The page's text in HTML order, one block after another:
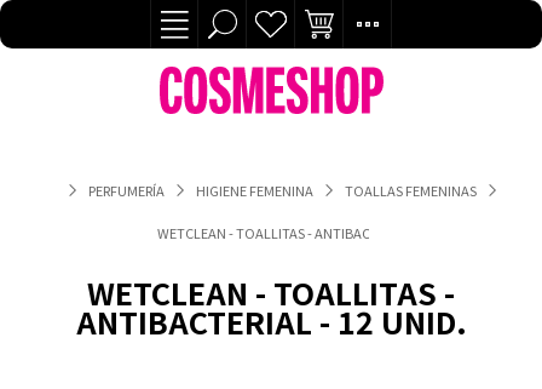
PERFUMERÍA HIGIENE FEMENINA TOALLAS FEMENINAS
WETCLEAN - TOALLITAS - ANTIBACTERIAL - 12 UNID.
WETCLEAN - TOALLITAS -
ANTIBACTERIAL - 12 UNID.